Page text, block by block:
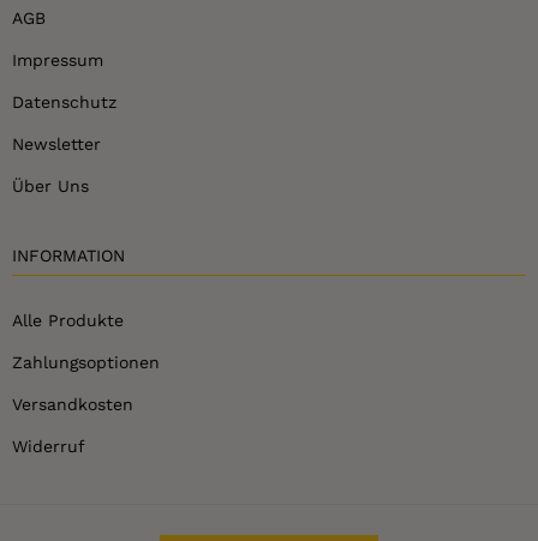
AGB
Impressum
Datenschutz
Newsletter
Über Uns
INFORMATION
Alle Produkte
Zahlungsoptionen
Versandkosten
Widerruf